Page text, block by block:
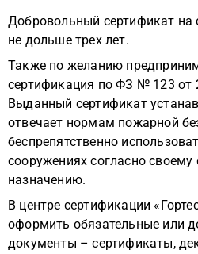
Добровольный сертификат на
не дольше трех лет.
Также по желанию
сертификация по ФЗ № 123 от
Выданный сертификат
отвечает нормам пожарной
беспрепятственно
сооружениях согласно
назначению.
В центре сертификации
оформить обязательные или
документы – сертификаты,